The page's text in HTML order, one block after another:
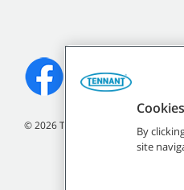
©2026Tennant Company. Todos
Cookies
By
site